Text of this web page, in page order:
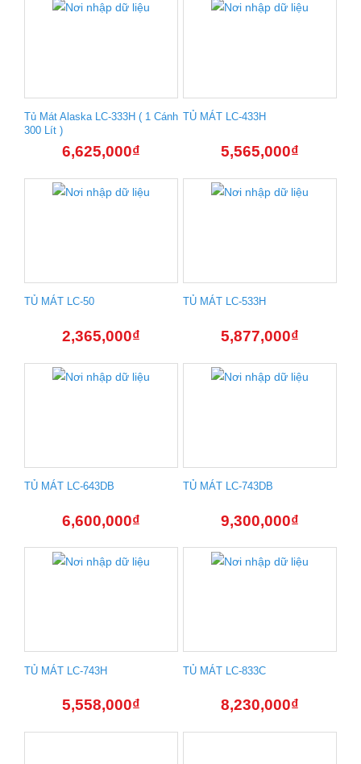
Tủ Mát Alaska LC-333H ( 1 Cánh
300 Lít )
6,625,000₫
TỦ MÁT LC-433H
5,565,000₫
TỦ MÁT LC-50
2,365,000₫
TỦ MÁT LC-533H
5,877,000₫
TỦ MÁT LC-643DB
6,600,000₫
TỦ MÁT LC-743DB
9,300,000₫
TỦ MÁT LC-743H
5,558,000₫
TỦ MÁT LC-833C
8,230,000₫